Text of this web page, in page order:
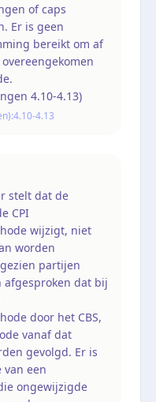
of caps
Er is geen
bereikt om af
4.10-4.13)
4.10-4.13
stelt dat de
CPI
wijzigt, niet
worden
partijen
afgesproken dat bij
door het CBS,
vanaf dat
gevolgd. Er is
van een
ongewijzigde